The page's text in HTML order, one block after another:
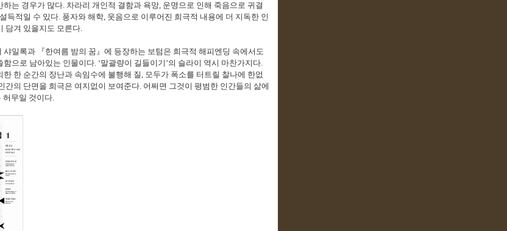
하는 경우가 많다. 차라리 개인적 결함과 욕망, 운명으로 인해 죽음으로 귀결
득적일 수 있다. 풍자와 해학, 웃음으로 이루어진 희극적 내용에 더 지독한 인
담겨 있을지도 모른다.
샤일록과 『한여름 밤의 꿈』 에 등장하는 보텀은 희극적 해피엔딩 속에서도
함으로 남아있는 인물이다. ‘말괄량이 길들이기 ’의 슬라이 역시 마찬가지다.
한 한 순간의 장난과 속임수에 불행해 질, 모두가 폭소를 터트릴 찰나에 한없
간의 단면을 희극은 여지없이 보여준다. 어쩌면 그것이 평범한 인간들의 삶에
허무일 것이다.